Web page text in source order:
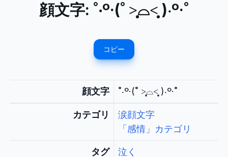
顔文字: ˚‧º·(˚ ˃̣̣̥⌓︎˂̣̣̥ )‧º·˚
コピー
顔文字 ˚‧º·(˚ ˃̣̣̥⌓︎˂̣̣̥ )‧º·˚
カテゴリ
涙顔文字
「感情」カテゴリ
タグ 泣く